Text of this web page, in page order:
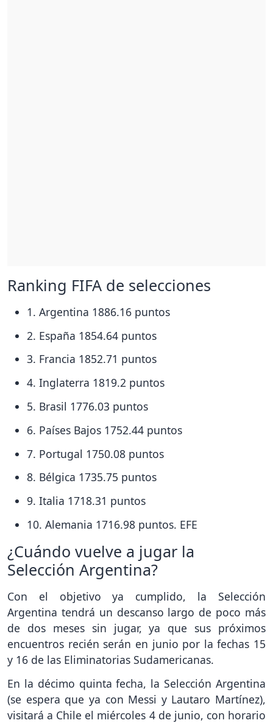
Ranking FIFA de selecciones
1. Argentina 1886.16 puntos
2. España 1854.64 puntos
3. Francia 1852.71 puntos
4. Inglaterra 1819.2 puntos
5. Brasil 1776.03 puntos
6. Países Bajos 1752.44 puntos
7. Portugal 1750.08 puntos
8. Bélgica 1735.75 puntos
9. Italia 1718.31 puntos
10. Alemania 1716.98 puntos. EFE
¿Cuándo vuelve a jugar la
Selección Argentina?
Con el objetivo ya cumplido, la Selección
Argentina tendrá un descanso largo de poco más
de dos meses sin jugar, ya que sus próximos
encuentros recién serán en junio por la fechas 15
y 16 de las Eliminatorias Sudamericanas.
En la décimo quinta fecha, la Selección Argentina
(se espera que ya con Messi y Lautaro Martínez),
visitará a Chile el miércoles 4 de junio, con horario